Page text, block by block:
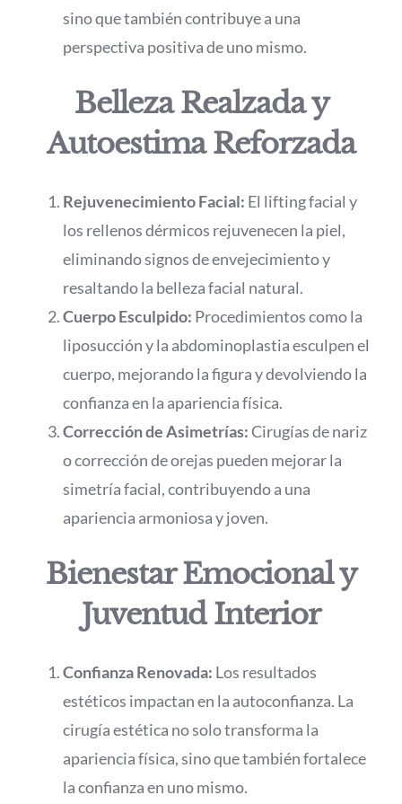
sino que también contribuye a una
perspectiva positiva de uno mismo.
Belleza Realzada y
Autoestima Reforzada
Rejuvenecimiento Facial: El lifting facial y
los rellenos dérmicos rejuvenecen la piel,
eliminando signos de envejecimiento y
resaltando la belleza facial natural.
Cuerpo Esculpido: Procedimientos como la
liposucción y la abdominoplastia esculpen el
cuerpo, mejorando la figura y devolviendo la
confianza en la apariencia física.
Corrección de Asimetrías:Cirugías de nariz
o corrección de orejas pueden mejorar la
simetría facial, contribuyendo a una
apariencia armoniosa y joven.
Bienestar Emocional y
Juventud Interior
Confianza Renovada: Los resultados
estéticos impactan en la autoconfianza. La
cirugía estética no solo transforma la
apariencia física, sino que también fortalece
la confianza en uno mismo.